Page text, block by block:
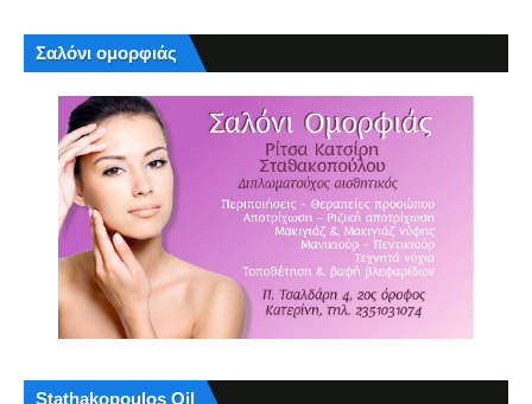
Σαλόνι ομορφιάς
Stathakopoulos Oil